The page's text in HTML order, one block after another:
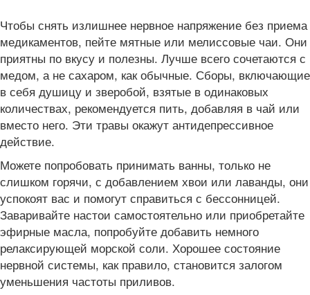
Чтобы снять излишнее нервное напряжение без приема
медикаментов, пейте мятные или мелиссовые чаи. Они
приятны по вкусу и полезны. Лучше всего сочетаются с
медом, а не сахаром, как обычные. Сборы, включающие
в себя душицу и зверобой, взятые в одинаковых
количествах, рекомендуется пить, добавляя в чай или
вместо него. Эти травы окажут антидепрессивное
действие.
Можете попробовать принимать ванны, только не
слишком горячи, с добавлением хвои или лаванды, они
успокоят вас и помогут справиться с бессонницей.
Заваривайте настои самостоятельно или приобретайте
эфирные масла, попробуйте добавить немного
релаксирующей морской соли. Хорошее состояние
нервной системы, как правило, становится залогом
уменьшения частоты приливов.